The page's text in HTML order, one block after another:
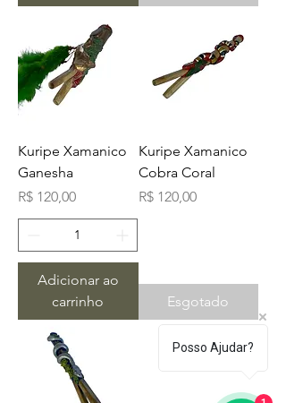
Kuripe Xamanico
Ganesha
Preço
R$ 120,00
Adicionar ao
carrinho
Kuripe Xamanico
Cobra Coral
Preço
R$ 120,00
Esgotado
Posso Ajudar?